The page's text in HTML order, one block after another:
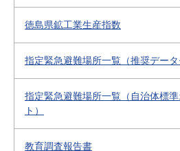
徳島県鉱工業生産指数
指定緊急避難場所一覧（推奨データ
指定緊急避難場所一覧（自治体標
ト）
教育調査報告書